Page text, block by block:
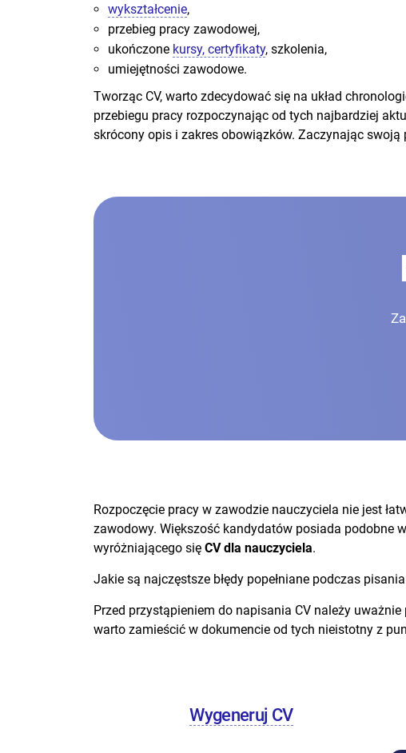
wykształcenie,
przebieg pracy zawodowej,
ukończone kursy, certyfikaty, szkolenia,
umiejętności zawodowe.
Tworząc CV, warto zdecydować się na układ
przebiegu pracy rozpoczynając od tych najbardziej
skrócony opis i zakres obowiązków. Zaczynając swoją
Rozpoczęcie pracy w zawodzie nauczyciela nie jest
zawodowy. Większość kandydatów posiada podobne
wyróżniającego się CV dla nauczyciela.
Jakie są najczęstsze błędy popełniane podczas
Przed przystąpieniem do napisania CV należy
warto zamieścić w dokumencie od tych nieistotny z
Wygeneruj CV